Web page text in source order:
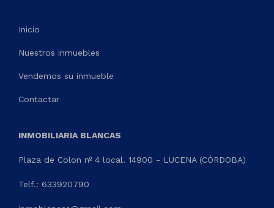
Inicio
Nuestros inmuebles
Vendemos su inmueble
Contactar
INMOBILIARIA BLANCAS
Plaza de Colon nº 4 local. 14900 - LUCENA (CÓRDOBA)
Telf.: 633920790